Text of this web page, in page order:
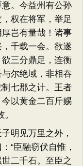
。今益州有公孙
权在将军，举足
岂有量哉！诸事
千载一会。欲遂
三分鼎足，连衡
尔绝域，非相吞
七郡之计。王者
以黄金二百斤赐
明见万里之外，
“臣融窃伏自惟，
二千石。至臣之